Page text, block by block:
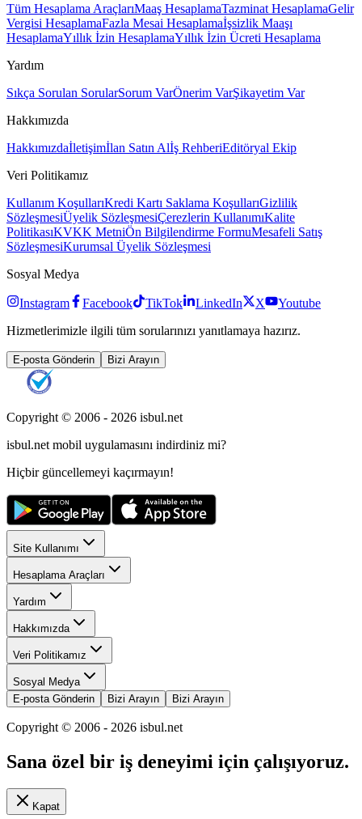
Tüm Hesaplama AraçlarıMaaş HesaplamaTazminat HesaplamaGelir
Vergisi HesaplamaFazla Mesai Hesaplamaİşsizlik Maaşı
HesaplamaYıllık İzin HesaplamaYıllık İzin Ücreti Hesaplama
Yardım
Sıkça Sorulan SorularSorum VarÖnerim VarŞikayetim Var
Hakkımızda
Hakkımızdaİletişimİlan Satın Alİş RehberiEditöryal Ekip
Veri Politikamız
Kullanım KoşullarıKredi Kartı Saklama KoşullarıGizlilik
SözleşmesiÜyelik SözleşmesiÇerezlerin KullanımıKalite
PolitikasıKVKK MetniÖn Bilgilendirme FormuMesafeli Satış
SözleşmesiKurumsal Üyelik Sözleşmesi
Sosyal Medya
Instagram Facebook TikTok LinkedIn X
Youtube
Hizmetlerimizle ilgili tüm sorularınızı yanıtlamaya hazırız.
E-posta Gönderin Bizi Arayın
Copyright © 2006 - 2026 isbul.net
isbul.net mobil uygulamasını indirdiniz mi?
Hiçbir güncellemeyi kaçırmayın!
Site Kullanımı
Hesaplama Araçları
Yardım
Hakkımızda
Veri Politikamız
Sosyal Medya
E-posta Gönderin
Bizi Arayın Bizi Arayın
Copyright © 2006 - 2026 isbul.net
Sana özel bir iş deneyimi için çalışıyoruz.
Kapat